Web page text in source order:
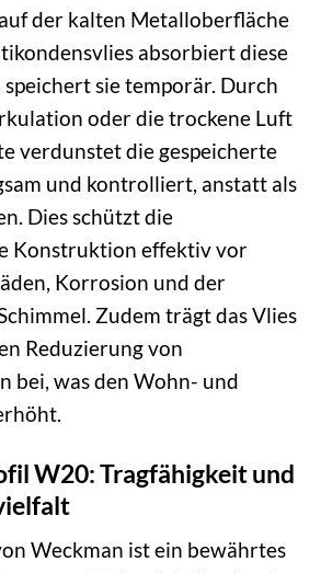
der kalten Metalloberfläche
absorbiert diese
sie temporär. Durch
oder die trockene Luft
verdunstet die gespeicherte
und kontrolliert, anstatt als
Dies schützt die
Konstruktion effektiv vor
Korrosion und der
Zudem trägt das Vlies
Reduzierung von
bei, was den Wohn- und
W20: Tragfähigkeit und
Weckman ist ein bewährtes